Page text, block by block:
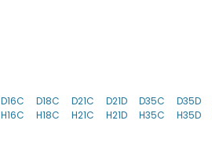
D16C D18C D21C D21D D35C D35D
H16C H18C H21C H21D H35C H35D